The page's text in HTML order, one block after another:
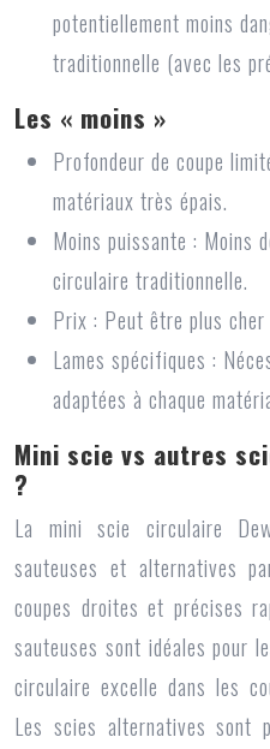
potentiellement moins
traditionnelle (avec les
Les « moins »
Profondeur de coupe
matériaux très épais.
Moins puissante : Moins
circulaire traditionnelle.
Prix : Peut être plus cher
Lames spécifiques :
adaptées à chaque
Mini scie vs autres
?
La mini scie circulaire
sauteuses et alternatives
coupes droites et précises
sauteuses sont idéales pour
circulaire excelle dans les
Les scies alternatives sont